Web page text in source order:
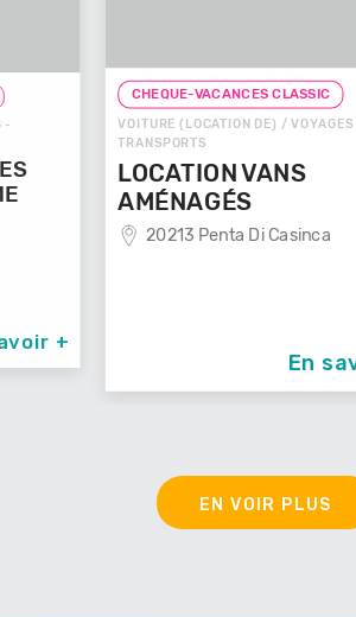
VACANCES CLASSIC
(LOCATION DE) / VOYAGES -
VANS
Penta Di Casinca
AGENCES
EN VOIR PLUS